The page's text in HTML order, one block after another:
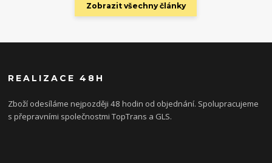
Zobrazit všechny články
REALIZACE 48H
Zboží odesíláme nejpozději 48 hodin od objednání. Spolupracujeme
s přepravními společnostmi TopTrans a GLS.